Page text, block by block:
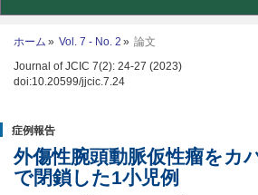
ホーム Vol. 7 - No. 2
論文
Journal of JCIC 7(2): 24-27 (2023)
doi:10.20599/jjcic.7.24
症例報告
外傷性腕頭動脈仮性瘤をカ
で閉鎖した1小児例